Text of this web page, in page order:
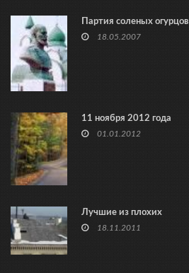
Партия соленых огурцов
18.05.2007
11 ноября 2012 года
01.01.2012
Лучшие из плохих
18.11.2011